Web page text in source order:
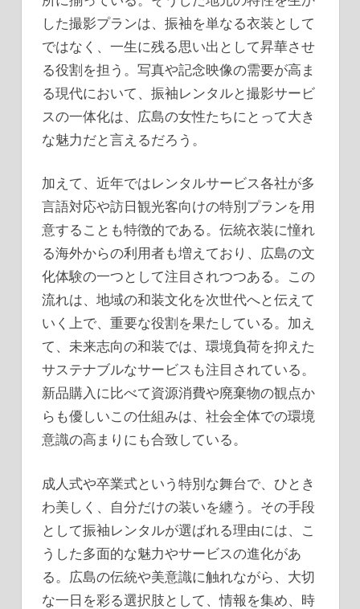
した撮影プランは、振袖を単なる衣装として
ではなく、一生に残る思い出として昇華させ
る役割を担う。写真や記念映像の需要が高ま
る現代において、振袖レンタルと撮影サービ
スの一体化は、広島の女性たちにとって大き
な魅力だと言えるだろう。
加えて、近年ではレンタルサービス各社が多
言語対応や訪日観光客向けの特別プランを用
意することも特徴的である。伝統衣装に憧れ
る海外からの利用者も増えており、広島の文
化体験の一つとして注目されつつある。この
流れは、地域の和装文化を次世代へと伝えて
いく上で、重要な役割を果たしている。加え
て、未来志向の和装では、環境負荷を抑えた
サステナブルなサービスも注目されている。
新品購入に比べて資源消費や廃棄物の観点か
らも優しいこの仕組みは、社会全体での環境
意識の高まりにも合致している。
成人式や卒業式という特別な舞台で、ひとき
わ美しく、自分だけの装いを纏う。その手段
として振袖レンタルが選ばれる理由には、こ
うした多面的な魅力やサービスの進化があ
る。広島の伝統や美意識に触れながら、大切
な一日を彩る選択肢として、情報を集め、時